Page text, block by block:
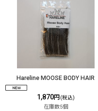
Hareline MOOSE BODY HAIR
1,870円 (税込)
在庫数5個